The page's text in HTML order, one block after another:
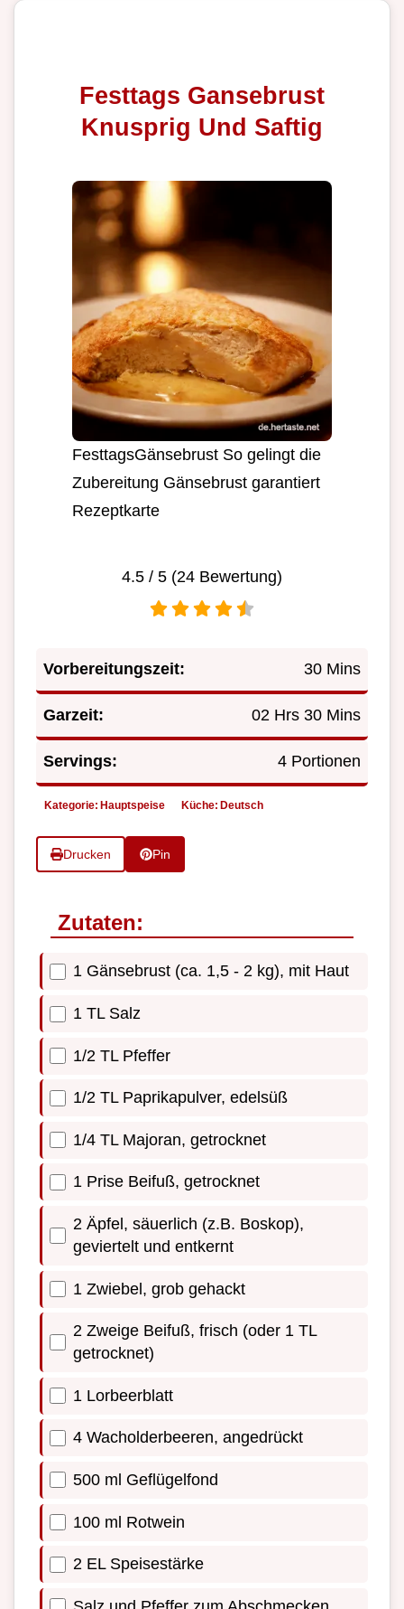
Festtags Gansebrust
Knusprig Und Saftig
FesttagsGänsebrust So gelingt die
Zubereitung Gänsebrust garantiert
Rezeptkarte
4.5 / 5 (24 Bewertung)
Vorbereitungszeit: 30 Mins
Garzeit: 02 Hrs 30 Mins
Servings: 4 Portionen
Kategorie: Hauptspeise Küche: Deutsch
Drucken Pin
Zutaten:
1 Gänsebrust (ca. 1,5 - 2 kg), mit Haut
1 TL Salz
1/2 TL Pfeffer
1/2 TL Paprikapulver, edelsüß
1/4 TL Majoran, getrocknet
1 Prise Beifuß, getrocknet
2 Äpfel, säuerlich (z.B. Boskop),
geviertelt und entkernt
1 Zwiebel, grob gehackt
2 Zweige Beifuß, frisch (oder 1 TL
getrocknet)
1 Lorbeerblatt
4 Wacholderbeeren, angedrückt
500 ml Geflügelfond
100 ml Rotwein
2 EL Speisestärke